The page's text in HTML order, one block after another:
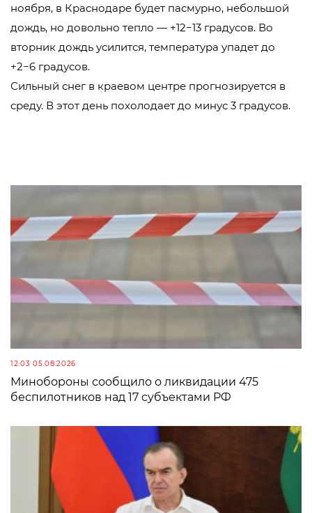
ноября, в Краснодаре будет пасмурно, небольшой
дождь, но довольно тепло — +12−13 градусов. Во
вторник дождь усилится, температура упадет до
+2−6 градусов.
Сильный снег в краевом центре прогнозируется в
среду. В этот день похолодает до минус 3 градусов.
12:03 05.08.2026
Минобороны сообщило о ликвидации 475
беспилотников над 17 субъектами РФ